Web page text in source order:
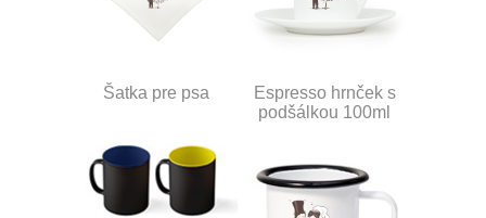
Šatka pre psa
Espresso hrnček s
podšálkou 100ml